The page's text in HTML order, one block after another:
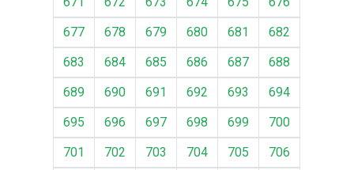
677
678 679 680 681
682
683
684 685 686 687
688
689
690 691 692 693
694
695
696 697 698 699
700
701
702 703 704 705
706